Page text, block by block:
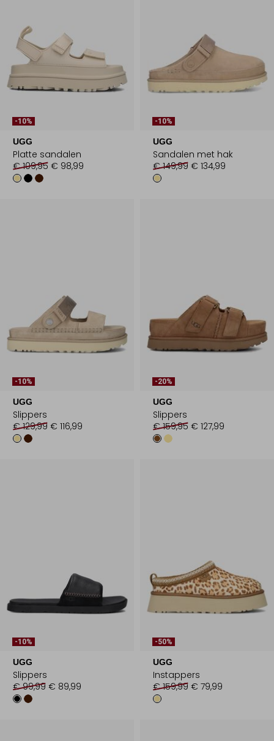
-10%
UGG
Platte sandalen
€ 109,95 € 98,99
-10%
UGG
Sandalen met hak
€ 149,99 € 134,99
-10%
UGG
Slippers
€ 129,99 € 116,99
-20%
UGG
Slippers
€ 159,95 € 127,99
-10%
UGG
Slippers
€ 99,99 € 89,99
-50%
UGG
Instappers
€ 159,99 € 79,99